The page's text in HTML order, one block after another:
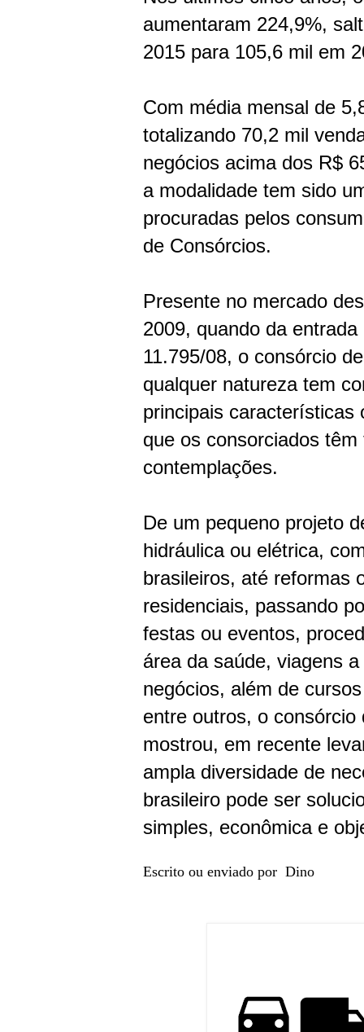
aumentaram 224,9%,
2015 para 105,6 mil em
Com média mensal de
totalizando 70,2 mil
negócios acima dos R$
a modalidade tem sido
procuradas pelos
de Consórcios.
Presente no mercado
2009, quando da
11.795/08, o consórcio
qualquer natureza tem
principais características
que os consorciados
contemplações.
De um pequeno projeto
hidráulica ou elétrica,
brasileiros, até reformas
residenciais, passando
festas ou eventos,
área da saúde, viagens
negócios, além de
entre outros, o consórcio
mostrou, em recente
ampla diversidade de
brasileiro pode ser
simples, econômica e
Escrito ou enviado por Dino